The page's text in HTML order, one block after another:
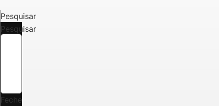
Pesquisar
Pesquisar
Feche